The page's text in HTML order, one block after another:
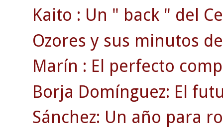
Kaito : Un " back " del
Ozores y sus minutos
Marín : El perfecto
Borja Domínguez: El
Sánchez: Un año para